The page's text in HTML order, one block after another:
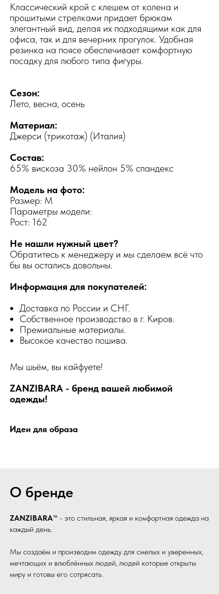
Классический крой с клешем от колена и
прошитыми стрелками придает брюкам
элегантный вид, делая их подходящими как для
офиса, так и для вечерних прогулок. Удобная
резинка на поясе обеспечивает комфортную
посадку для любого типа фигуры.
Сезон:
Лето, весна, осень
Материал:
Джерси (трикотаж) (Италия)
Состав:
65% вискоза 30% нейлон 5% спандекс
Модель на фото:
Размер: M
Параметры модели:
Рост: 162
Не нашли нужный цвет?
Обратитесь к менеджеру и мы сделаем всё что
бы вы остались довольны.
Информация для покупателей:
Доставка по России и СНГ.
Собственное производство в г. Киров.
Премиальные материалы.
Высокое качество пошива.
Мы шьём, вы кайфуете!
ZANZIBARA - бренд вашей любимой
одежды!
Идеи для образа
О бренде
ZANZIBARA™ - это стильная, яркая и комфортная одежда на
каждый день.
Мы создаём и производим одежду для смелых и уверенных,
мечтающих и влюблённых людей, людей которые открыты
миру и готовы его сотрясать.